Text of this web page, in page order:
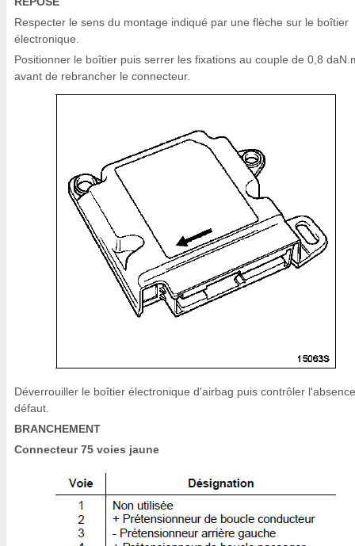
Respecter le sens du montage indiqué par une flèche sur le boîtier
électronique.
Positionner le boîtier puis serrer les fixations au couple de 0,8
avant de rebrancher le connecteur.
Déverrouiller le boîtier électronique d'airbag puis contrôler
défaut.
BRANCHEMENT
Connecteur 75 voies jaune